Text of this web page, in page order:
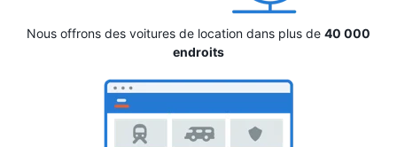
Nous offrons des voitures de location dans plus de 40 000
endroits